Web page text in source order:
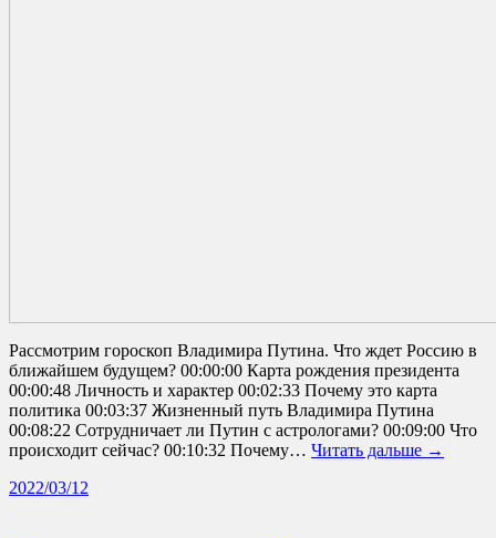
Рассмотрим гороскоп Владимира Путина. Что ждет Россию в
ближайшем будущем? 00:00:00 Карта рождения президента
00:00:48 Личность и характер 00:02:33 Почему это карта
политика 00:03:37 Жизненный путь Владимира Путина
00:08:22 Сотрудничает ли Путин с астрологами? 00:09:00 Что
происходит сейчас? 00:10:32 Почему… Читать дальше →
2022/03/12